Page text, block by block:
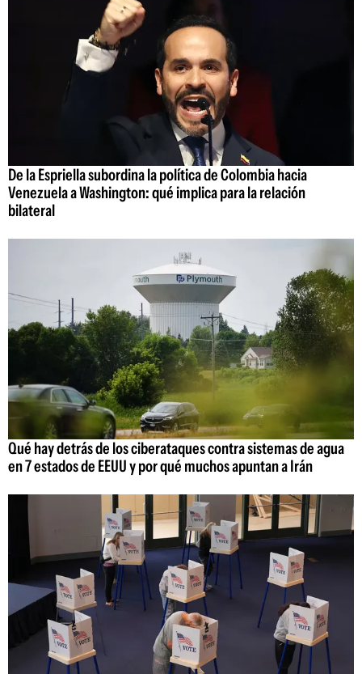
De la Espriella subordina la política de Colombia hacia
Venezuela a Washington: qué implica para la relación
bilateral
Qué hay detrás de los ciberataques contra sistemas de agua
en 7 estados de EEUU y por qué muchos apuntan a Irán